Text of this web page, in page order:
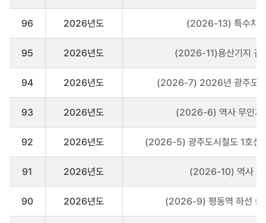
리
로
다
96 2026년도 (2026-13) 특수차
95 2026년도 (2026-11)용산기지 검
94 2026년도 (2026-7) 2026년 광주도시
93 2026년도 (2026-6) 역사 무인기
92 2026년도 (2026-5) 광주도시철도 1호선
91 2026년도 (2026-10) 역사 공
90 2026년도 (2026-9) 평동역 하선 승